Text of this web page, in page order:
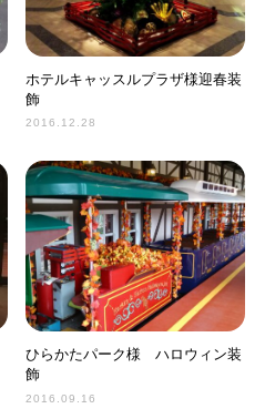
ホテルキャッスルプラザ様迎春装
飾
2016.12.28
ひらかたパーク様 ハロウィン装
飾
2016.09.16